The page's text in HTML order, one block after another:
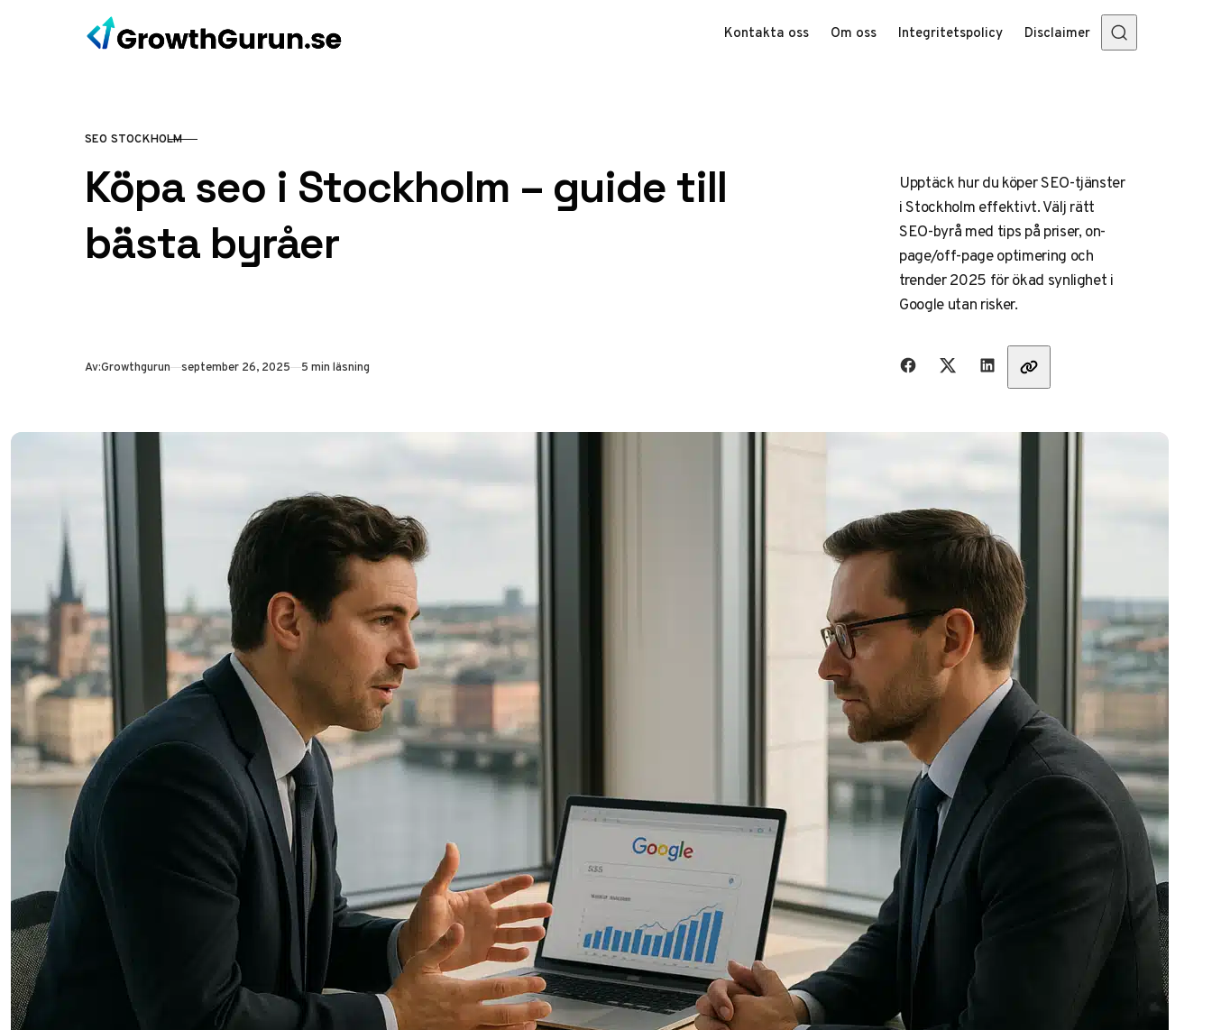
Hoppa till innehåll
Kontakta oss Om oss Integritetspolicy Disclaimer
KATEGORI
SEO STOCKHOLM
Köpa seo i Stockholm – guide till
bästa byråer
Upptäck hur du köper SEO-tjänster
i Stockholm effektivt. Välj rätt
SEO-byrå med tips på priser, on-
page/off-page optimering och
trender 2025 för ökad synlighet i
Google utan risker.
Av:Growthgurun Publicerad
september 26, 2025 5 min läsning Dela med vänner